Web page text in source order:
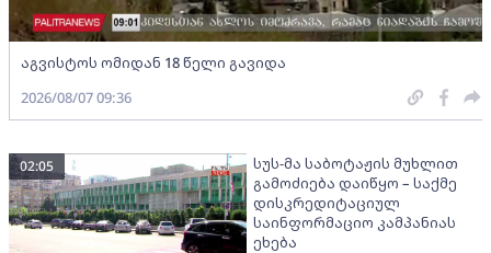
აგვისტოს ომიდან 18 წელი გავიდა
2026/08/07 09:36
სუს-მა საბოტაჟის მუხლით
გამოძიება დაიწყო – საქმე
დისკრედიტაციულ
საინფორმაციო კამპანიას
ეხება
02:05